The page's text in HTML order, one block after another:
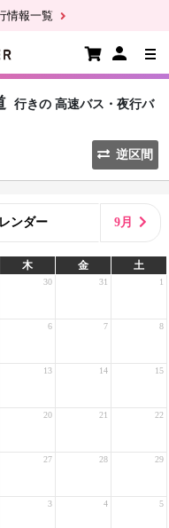
情報一覧
行きの 高速バス・夜行バ
逆区間
ンダー 9月
木 金 土
30 31 1
6 7 8
13 14 15
20 21 22
27 28 29
3 4 5